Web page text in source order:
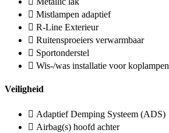
Mistlampen adaptief
R-Line Exterieur
Ruitensproeiers verwarmbaar
Sportonderstel
Wis-/was installatie voor koplampen
Veiligheid
Adaptief Demping Systeem (ADS)
Airbag(s) hoofd achter